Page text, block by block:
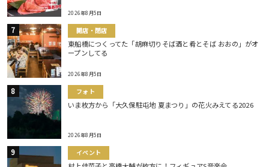
2026年8月5日
開店・閉店
東船橋につくってた「胡麻切りそば酒と肴とそば おおの」がオ
ープンしてる
2026年8月5日
フォト
いま枚方から「大久保駐屯地 夏まつり」の花火みえてる2026
2026年8月5日
イベント